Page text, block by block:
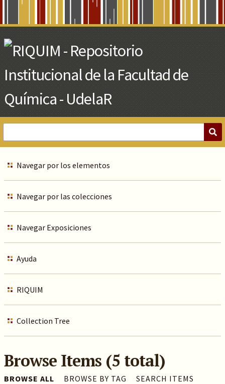
Main
Content
Navegar por los elementos
Navegar por las colecciones
Navegar Exposiciones
Ayuda
RIQUIM
Collection Tree
Browse Items (5 total)
BROWSE ALL BROWSE BY TAG SEARCH ITEMS